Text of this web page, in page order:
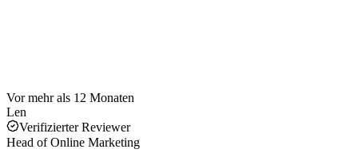
Vor mehr als 12 Monaten
Len
Verifizierter Reviewer
Head of Online Marketing